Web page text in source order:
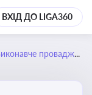
ВХІД ДО LIGA360
провадження